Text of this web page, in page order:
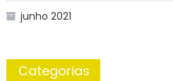
junho 2021
Categorias